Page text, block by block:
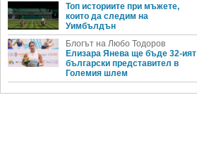
Топ историите при мъжете,
които да следим на
Уимбълдън
Блогът на Любо Тодоров
Елизара Янева ще бъде 32-ият
български представител в
Големия шлем